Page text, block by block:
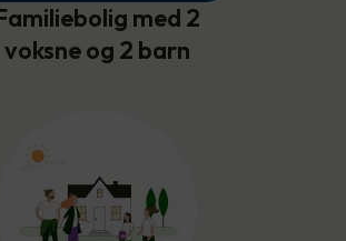
med 2
voksne og 2 barn